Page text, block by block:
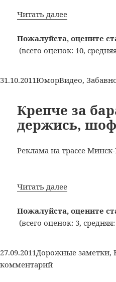
Читать далееПутин
мужик
(Они
Пожалуйста, оцените
(всего оценок: 10,
Опубликовано
31.10.2011Рубрики
ЮморМетки
Видео,
Крепче за
держись,
Реклама на трассе
Читать далееКрепче
баранку
держись,
Пожалуйста, оцените
(всего оценок: 3,
Опубликовано
27.09.2011 Рубрики
Дорожные заметки,
комментарийк